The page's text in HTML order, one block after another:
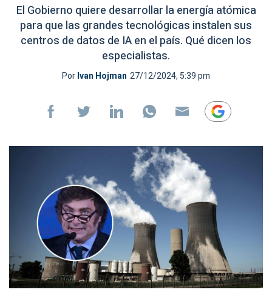
El Gobierno quiere desarrollar la energía atómica
para que las grandes tecnológicas instalen sus
centros de datos de IA en el país. Qué dicen los
especialistas.
PorIvan Hojman 27/12/2024, 5:39 pm